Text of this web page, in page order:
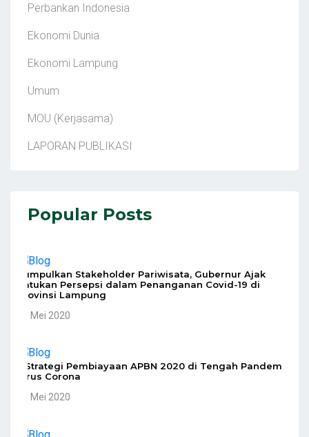
Perbankan Indonesia
Ekonomi Dunia
Ekonomi Lampung
Umum
MOU (Kerjasama)
LAPORAN PUBLIKASI
Popular Posts
Kumpulkan Stakeholder Pariwisata, Gubernur Ajak
Satukan Persepsi dalam Penanganan Covid-19 di
Provinsi Lampung
10 Mei 2020
5 Strategi Pembiayaan APBN 2020 di Tengah Pandemi
Virus Corona
10 Mei 2020